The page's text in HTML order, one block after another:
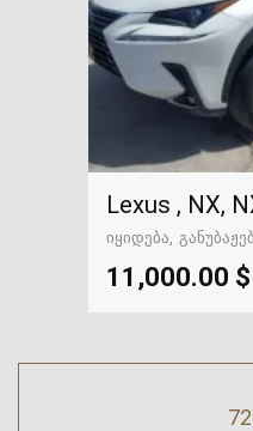
Lexus , NX,
იყიდება
11,000.00 $